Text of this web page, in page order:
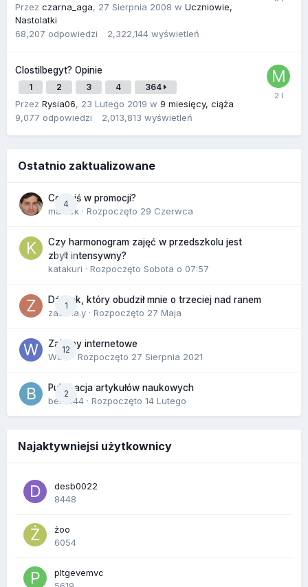
Przez czarna_aga, 27 Sierpnia 2008 w Uczniowie,
Nastolatki
68,207 odpowiedzi 2,322,144 wyświetleń
Clostilbegyt? Opinie
1 2 3 4 364
Przez Rysia06, 23 Lutego 2019 w 9 miesięcy, ciąża
9,077 odpowiedzi 2,013,813 wyświetleń
Ostatnio zaktualizowane
4
Co dziś w promocji?
maciek · Rozpoczęto 29 Czerwca
0
Czy harmonogram zajęć w przedszkolu jest
zbyt intensywny?
katakuri · Rozpoczęto Sobota o 07:57
1
Dźwięk, który obudził mnie o trzeciej nad ranem
zackr.a.y · Rozpoczęto 27 Maja
12
Zakupy internetowe
Wula
· Rozpoczęto 27 Sierpnia 2021
2
Publikacja artykułów naukowych
berus44 · Rozpoczęto 14 Lutego
Najaktywniejsi użytkownicy
desb0022
8448
żoo
6054
pltgevemvc